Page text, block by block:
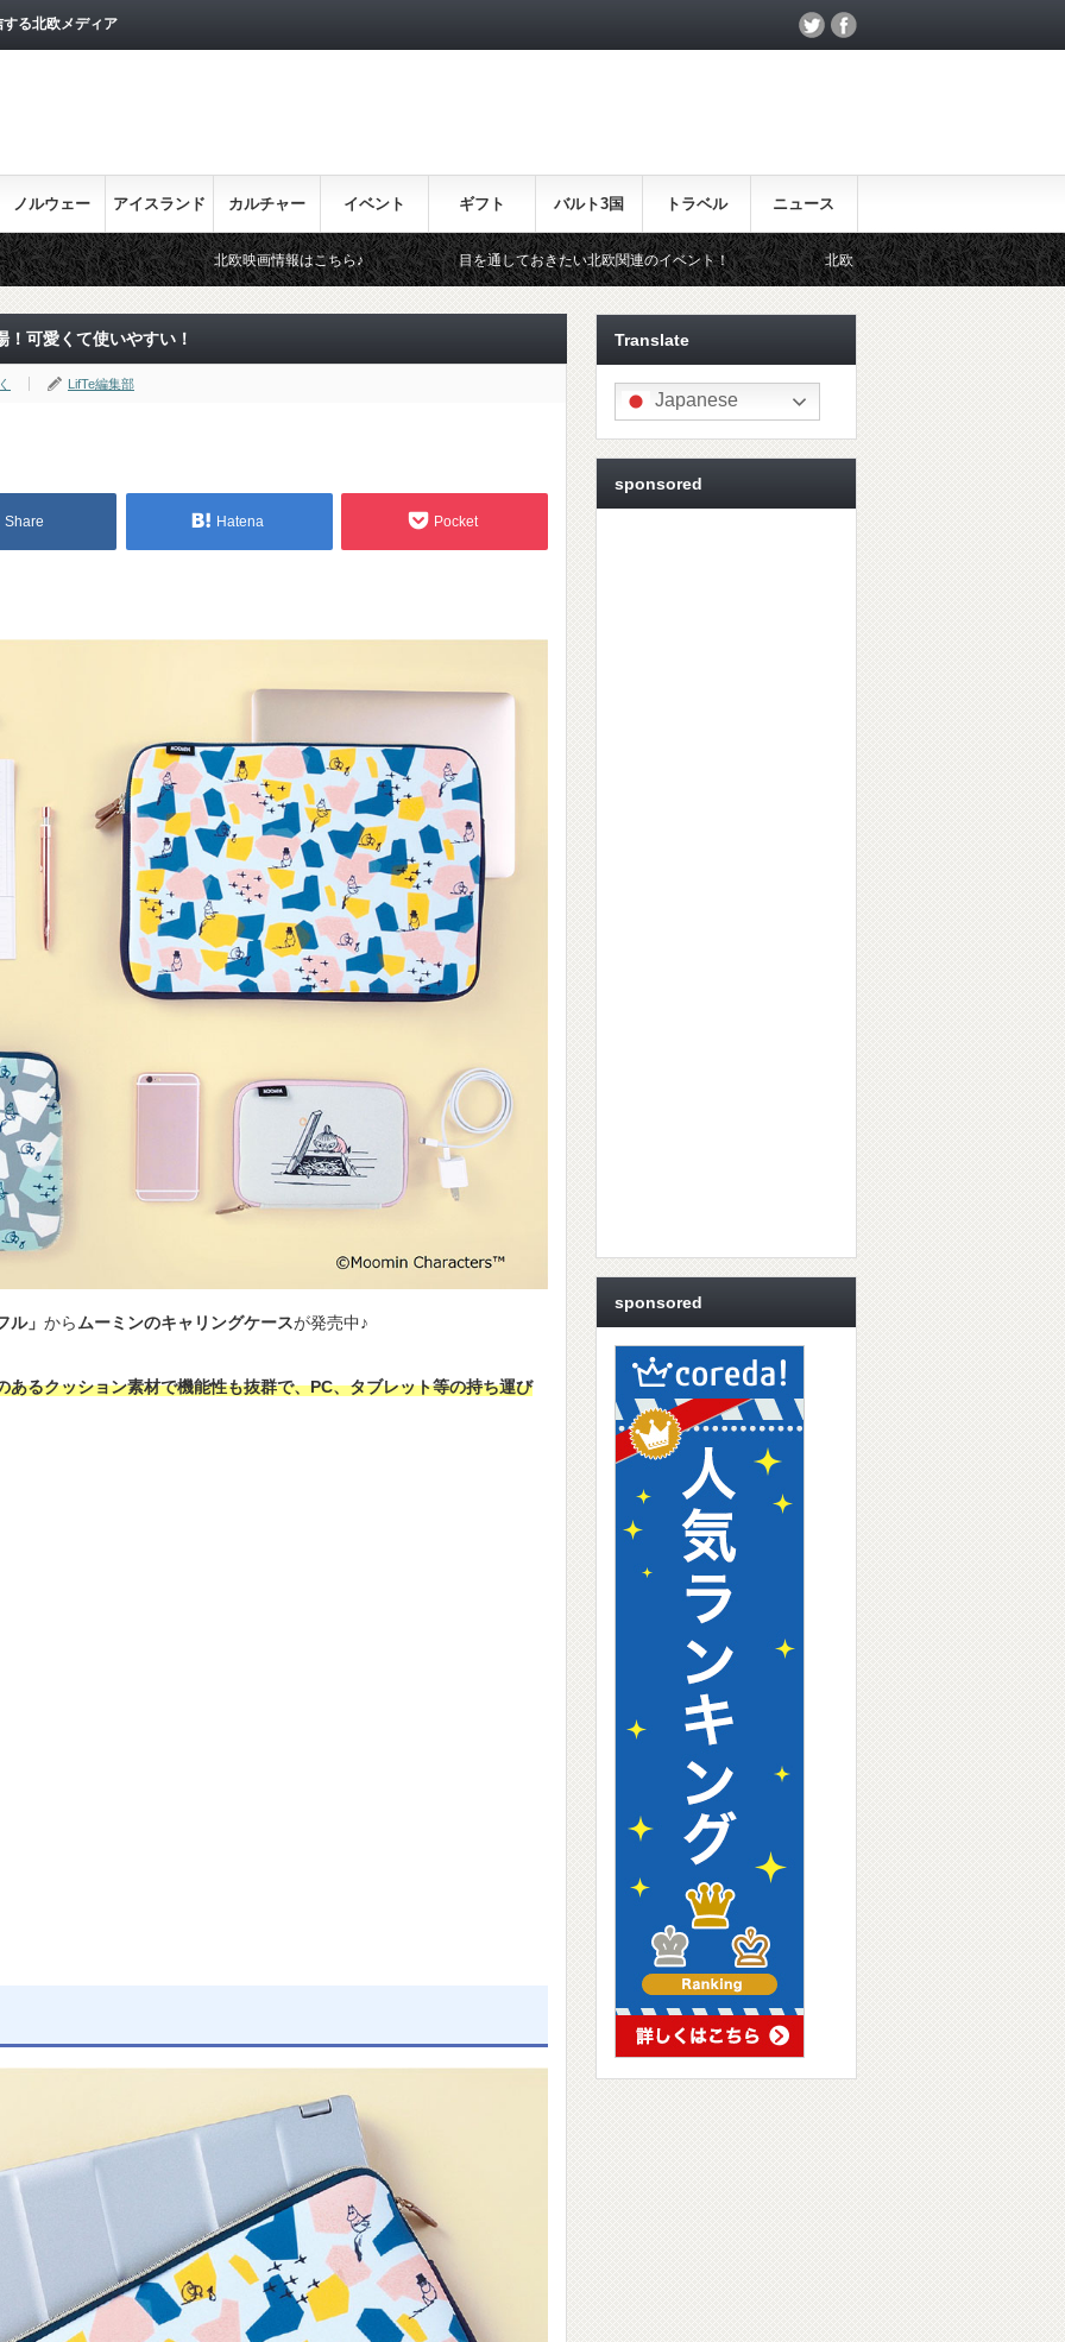
る北欧メディア
ノルウェー アイスランド カルチャー イベント ギフト バルト3国 トラベル ニュース
北欧映画情報はこちら♪ 目を通しておきたい北欧関連のイベント！ 北欧らしいギフトをお探しの方はこちら♪
可愛くて使いやすい！
LifTe編集部
Share Hatena Pocket
ル」 からムーミンのキャリングケースが発売中♪
るクッション素材で機能性も抜群で、PC、タブレット等の持ち運び
Translate
Japanese
sponsored
sponsored